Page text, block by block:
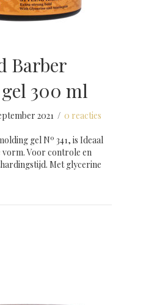
Barber
300 ml
2021 / 0 reacties
gel Nº 341, is Ideaal
Voor controle en
Met glycerine